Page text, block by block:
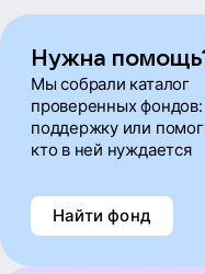
Нужна
Мы собрали каталог
проверенных фондов:
поддержку или
кто в ней нуждается
Найти фонд